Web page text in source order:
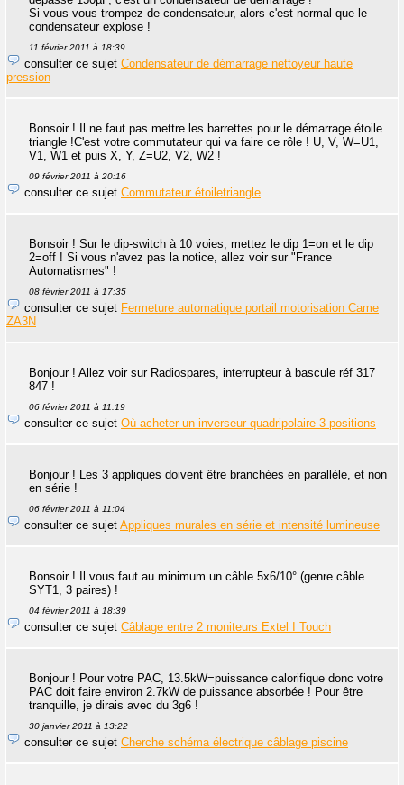
Si vous vous trompez de condensateur, alors c'est normal que le
condensateur explose !
11 février 2011 à 18:39
consulter ce sujet Condensateur de démarrage nettoyeur haute
pression
Bonsoir ! Il ne faut pas mettre les barrettes pour le démarrage étoile
triangle !C'est votre commutateur qui va faire ce rôle ! U, V, W=U1,
V1, W1 et puis X, Y, Z=U2, V2, W2 !
09 février 2011 à 20:16
consulter ce sujet Commutateur étoiletriangle
Bonsoir ! Sur le dip-switch à 10 voies, mettez le dip 1=on et le dip
2=off ! Si vous n'avez pas la notice, allez voir sur "France
Automatismes" !
08 février 2011 à 17:35
consulter ce sujet Fermeture automatique portail motorisation Came
ZA3N
Bonjour ! Allez voir sur Radiospares, interrupteur à bascule réf 317
847 !
06 février 2011 à 11:19
consulter ce sujet Où acheter un inverseur quadripolaire 3 positions
Bonjour ! Les 3 appliques doivent être branchées en parallèle, et non
en série !
06 février 2011 à 11:04
consulter ce sujet Appliques murales en série et intensité lumineuse
Bonsoir ! Il vous faut au minimum un câble 5x6/10° (genre câble
SYT1, 3 paires) !
04 février 2011 à 18:39
consulter ce sujet Câblage entre 2 moniteurs Extel I Touch
Bonjour ! Pour votre PAC, 13.5kW=puissance calorifique donc votre
PAC doit faire environ 2.7kW de puissance absorbée ! Pour être
tranquille, je dirais avec du 3g6 !
30 janvier 2011 à 13:22
consulter ce sujet Cherche schéma électrique câblage piscine